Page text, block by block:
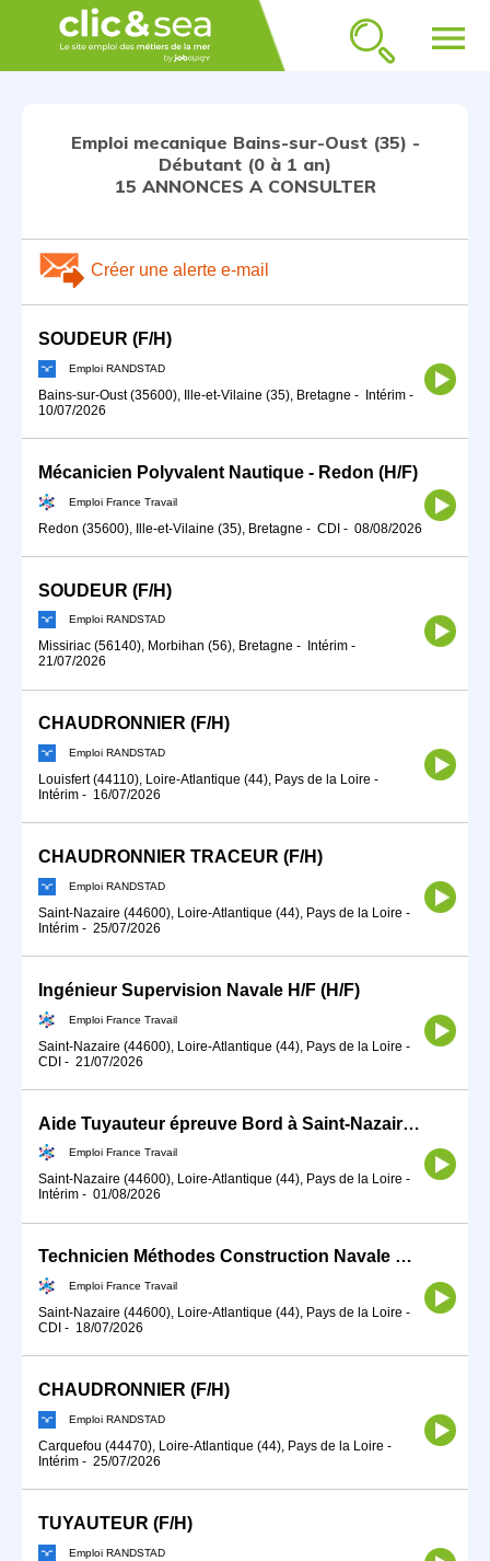
menu
Emploi mecanique Bains-sur-Oust (35) -
Débutant (0 à 1 an)
15 ANNONCES A CONSULTER
Créer une alerte e-mail
SOUDEUR (F/H)
Emploi RANDSTAD
Bains-sur-Oust (35600), Ille-et-Vilaine (35), Bretagne - Intérim -
10/07/2026
Mécanicien Polyvalent Nautique - Redon (H/F)
Emploi France Travail
Redon (35600), Ille-et-Vilaine (35), Bretagne - CDI - 08/08/2026
SOUDEUR (F/H)
Emploi RANDSTAD
Missiriac (56140), Morbihan (56), Bretagne - Intérim -
21/07/2026
CHAUDRONNIER (F/H)
Emploi RANDSTAD
Louisfert (44110), Loire-Atlantique (44), Pays de la Loire -
Intérim - 16/07/2026
CHAUDRONNIER TRACEUR (F/H)
Emploi RANDSTAD
Saint-Nazaire (44600), Loire-Atlantique (44), Pays de la Loire -
Intérim - 25/07/2026
Ingénieur Supervision Navale H/F (H/F)
Emploi France Travail
Saint-Nazaire (44600), Loire-Atlantique (44), Pays de la Loire -
CDI - 21/07/2026
Aide Tuyauteur épreuve Bord à Saint-Nazaire (H/F)
Emploi France Travail
Saint-Nazaire (44600), Loire-Atlantique (44), Pays de la Loire -
Intérim - 01/08/2026
Technicien Méthodes Construction Navale H/F (H/F)
Emploi France Travail
Saint-Nazaire (44600), Loire-Atlantique (44), Pays de la Loire -
CDI - 18/07/2026
CHAUDRONNIER (F/H)
Emploi RANDSTAD
Carquefou (44470), Loire-Atlantique (44), Pays de la Loire -
Intérim - 25/07/2026
TUYAUTEUR (F/H)
Emploi RANDSTAD